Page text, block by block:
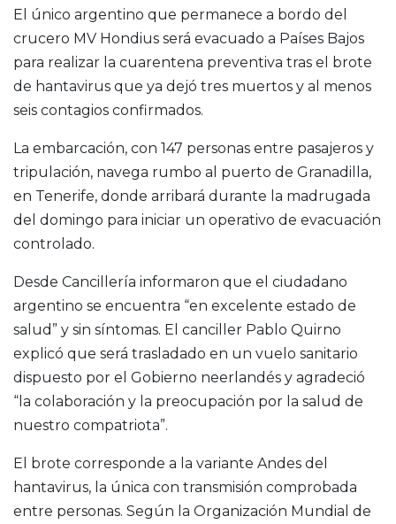
El único argentino que permanece a bordo del
crucero MV Hondius será evacuado a Países Bajos
para realizar la cuarentena preventiva tras el brote
de hantavirus que ya dejó tres muertos y al menos
seis contagios confirmados.
La embarcación, con 147 personas entre pasajeros y
tripulación, navega rumbo al puerto de Granadilla,
en Tenerife, donde arribará durante la madrugada
del domingo para iniciar un operativo de evacuación
controlado.
Desde Cancillería informaron que el ciudadano
argentino se encuentra “en excelente estado de
salud” y sin síntomas. El canciller Pablo Quirno
explicó que será trasladado en un vuelo sanitario
dispuesto por el Gobierno neerlandés y agradeció
“la colaboración y la preocupación por la salud de
nuestro compatriota”.
El brote corresponde a la variante Andes del
hantavirus, la única con transmisión comprobada
entre personas. Según la Organización Mundial de